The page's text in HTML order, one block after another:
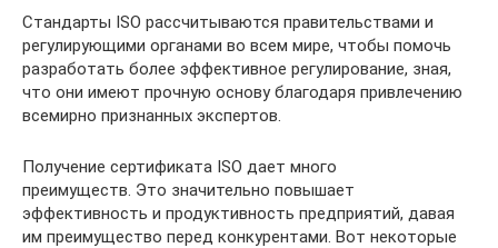
Стандарты ISO рассчитываются правительствами и
регулирующими органами во всем мире, чтобы помочь
разработать более эффективное регулирование, зная,
что они имеют прочную основу благодаря привлечению
всемирно признанных экспертов.
Получение сертификата ISO дает много
преимуществ. Это значительно повышает
эффективность и продуктивность предприятий, давая
им преимущество перед конкурентами. Вот некоторые